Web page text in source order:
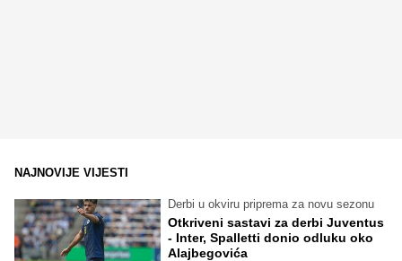
NAJNOVIJE VIJESTI
Derbi u okviru priprema za novu sezonu
Otkriveni sastavi za derbi Juventus
- Inter, Spalletti donio odluku oko
Alajbegovića